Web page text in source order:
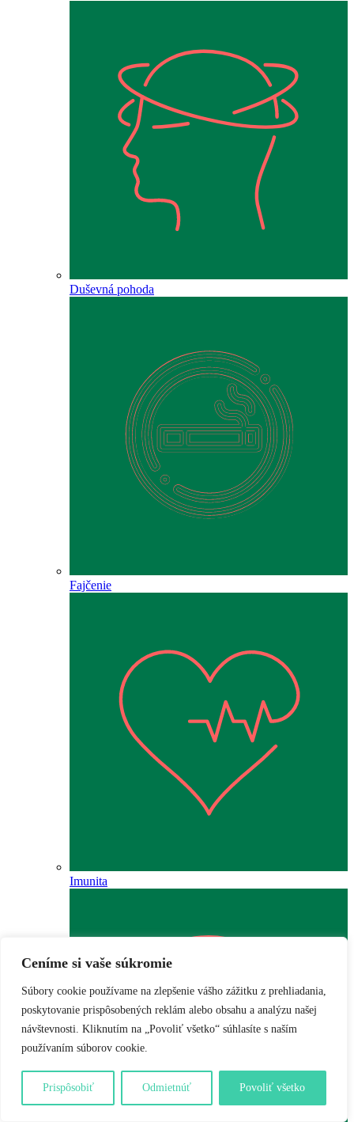
Ceníme si vaše súkromie
Súbory cookie používame na zlepšenie vášho zážitku z prehliadania,
poskytovanie prispôsobených reklám alebo obsahu a analýzu našej
návštevnosti. Kliknutím na „Povoliť všetko“ súhlasíte s naším
používaním súborov cookie.
Prispôsobiť Odmietnúť Povoliť všetko
Duševná pohoda
Fajčenie
Imunita